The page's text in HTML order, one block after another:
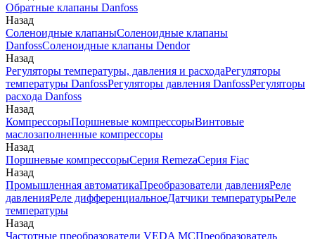
Обратные клапаны Danfoss
Назад
Соленоидные клапаныСоленоидные клапаны
DanfossСоленоидные клапаны Dendor
Назад
Регуляторы температуры, давления и расходаРегуляторы
температуры DanfossРегуляторы давления DanfossРегуляторы
расхода Danfoss
Назад
КомпрессорыПоршневые компрессорыВинтовые
маслозаполненные компрессоры
Назад
Поршневые компрессорыСерия RemezaСерия Fiac
Назад
Промышленная автоматикаПреобразователи давленияРеле
давленияРеле дифференциальноеДатчики температурыРеле
температуры
Назад
Частотные преобразователи VEDA MCПреобразователь